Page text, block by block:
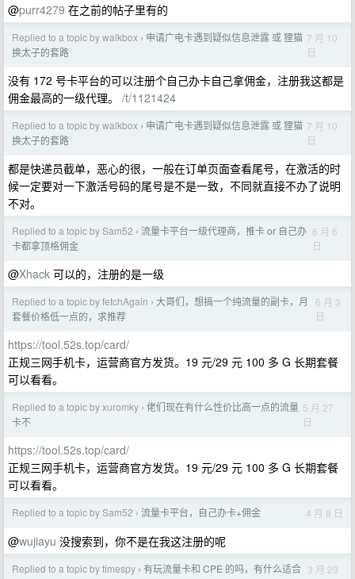
@purr4279 在之前的帖子里有的
Replied to a topic by walkbox › 申请广电卡遇到疑似信息泄露 或 狸猫
换太子的套路
7 月 10
日
没有 172 号卡平台的可以注册个自己办卡自己拿佣金，注册我这都是
佣金最高的一级代理。 /t/1121424
Replied to a topic by walkbox › 申请广电卡遇到疑似信息泄露 或 狸猫
换太子的套路
7 月 10
日
都是快递员截单，恶心的很，一般在订单页面查看尾号，在激活的时
候一定要对一下激活号码的尾号是不是一致，不同就直接不办了说明
不对。
Replied to a topic by Sam52 › 流量卡平台一级代理商，推卡 or 自己办
卡都拿顶格佣金
6 月 6
日
@Xhack 可以的，注册的是一级
Replied to a topic by fetchAgain › 大哥们，想搞一个纯流量的副卡，月
套餐价格低一点的，求推荐
6 月 3
日
https://tool.52s.top/card/
正规三网手机卡，运营商官方发货。19 元/29 元 100 多 G 长期套餐
可以看看。
Replied to a topic by xuromky › 佬们现在有什么性价比高一点的流量
卡不
5 月 27
日
https://tool.52s.top/card/
正规三网手机卡，运营商官方发货。19 元/29 元 100 多 G 长期套餐
可以看看。
Replied to a topic by Sam52 › 流量卡平台，自己办卡+佣金 4 月 8 日
@wujiayu 没搜索到，你不是在我这注册的呢
Replied to a topic by timespy › 有玩流量卡和 CPE 的吗，有什么适合 3 月 29